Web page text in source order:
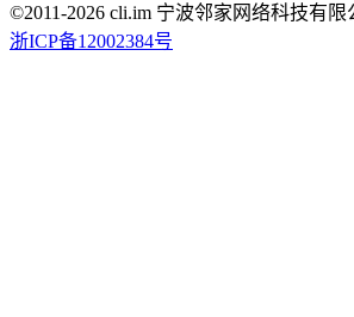
©2011-2026 cli.im 宁波邻家网络科技有限
浙ICP备12002384号